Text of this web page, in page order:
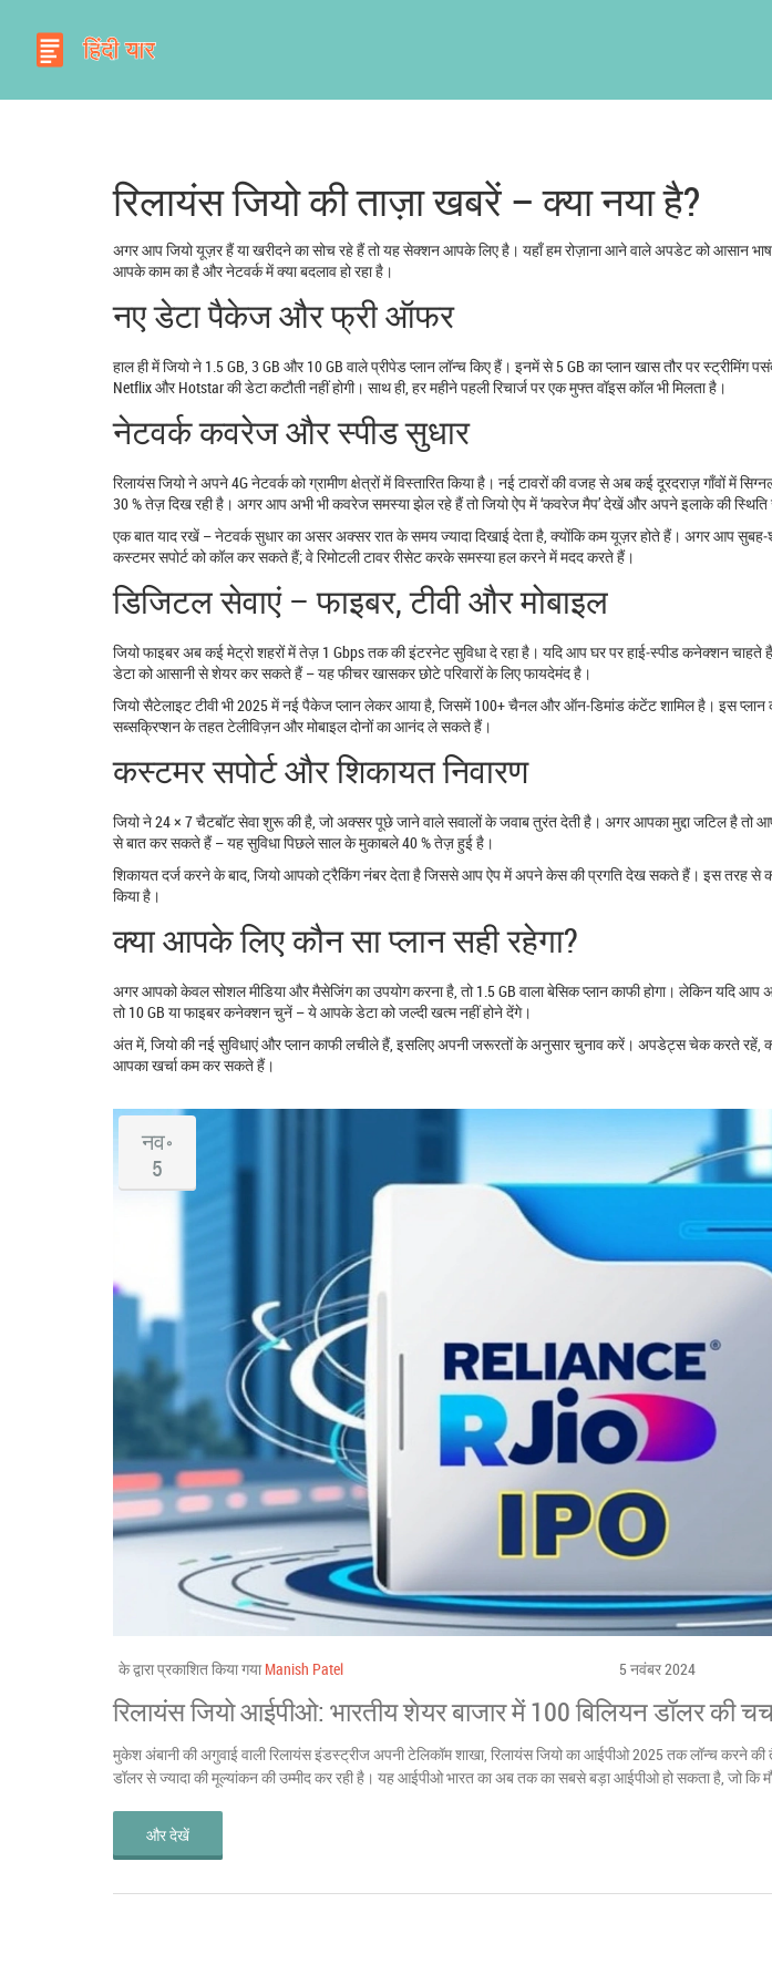
रिलायंस जियो की ताज़ा खबरें – क्या नया है?
अगर आप जियो यूज़र हैं या खरीदने का सोच रहे हैं तो यह सेक्शन आपके लिए है। यहाँ हम रोज़ाना आने वाले अपडेट को आसान
आपके काम का है और नेटवर्क में क्या बदलाव हो रहा है।
नए डेटा पैकेज और फ्री ऑफर
हाल ही में जियो ने 1.5 GB, 3 GB और 10 GB वाले प्रीपेड प्लान लॉन्च किए हैं। इनमें से 5 GB का प्लान खास तौर पर स्ट्रीमिंग
Netflix और Hotstar की डेटा कटौती नहीं होगी। साथ ही, हर महीने पहली रिचार्ज पर एक मुफ्त वॉइस कॉल भी मिलता है।
नेटवर्क कवरेज और स्पीड सुधार
रिलायंस जियो ने अपने 4G नेटवर्क को ग्रामीण क्षेत्रों में विस्तारित किया है। नई टावरों की वजह से अब कई दूरदराज़ गाँवों में
30 % तेज़ दिख रही है। अगर आप अभी भी कवरेज समस्या झेल रहे हैं तो जियो ऐप में ‘कवरेज मैप’ देखें और अपने इलाके की स्थिति
एक बात याद रखें – नेटवर्क सुधार का असर अक्सर रात के समय ज्यादा दिखाई देता है, क्योंकि कम यूज़र होते हैं। अगर आप
कस्टमर सपोर्ट को कॉल कर सकते हैं; वे रिमोटली टावर रीसेट करके समस्या हल करने में मदद करते हैं।
डिजिटल सेवाएं – फाइबर, टीवी और मोबाइल
जियो फाइबर अब कई मेट्रो शहरों में तेज़ 1 Gbps तक की इंटरनेट सुविधा दे रहा है। यदि आप घर पर हाई‑स्पीड कनेक्शन
डेटा को आसानी से शेयर कर सकते हैं – यह फीचर खासकर छोटे परिवारों के लिए फायदेमंद है।
जियो सैटेलाइट टीवी भी 2025 में नई पैकेज प्लान लेकर आया है, जिसमें 100+ चैनल और ऑन‑डिमांड कंटेंट शामिल है। इस
सब्सक्रिप्शन के तहत टेलीविज़न और मोबाइल दोनों का आनंद ले सकते हैं।
कस्टमर सपोर्ट और शिकायत निवारण
जियो ने 24 × 7 चैटबॉट सेवा शुरू की है, जो अक्सर पूछे जाने वाले सवालों के जवाब तुरंत देती है। अगर आपका मुद्दा जटिल है तो
से बात कर सकते हैं – यह सुविधा पिछले साल के मुकाबले 40 % तेज़ हुई है।
शिकायत दर्ज करने के बाद, जियो आपको ट्रैकिंग नंबर देता है जिससे आप ऐप में अपने केस की प्रगति देख सकते हैं। इस तरह से
किया है।
क्या आपके लिए कौन सा प्लान सही रहेगा?
अगर आपको केवल सोशल मीडिया और मैसेजिंग का उपयोग करना है, तो 1.5 GB वाला बेसिक प्लान काफी होगा। लेकिन यदि आप
तो 10 GB या फाइबर कनेक्शन चुनें – ये आपके डेटा को जल्दी खत्म नहीं होने देंगे।
अंत में, जियो की नई सुविधाएं और प्लान काफी लचीले हैं, इसलिए अपनी जरूरतों के अनुसार चुनाव करें। अपडेट्स चेक करते रहें,
आपका खर्चा कम कर सकते हैं।
नव॰
5
के द्वारा प्रकाशित किया गया Manish Patel 5 नवंबर 2024
रिलायंस जियो आईपीओ: भारतीय शेयर बाजार में 100 बिलियन डॉलर की
मुकेश अंबानी की अगुवाई वाली रिलायंस इंडस्ट्रीज अपनी टेलिकॉम शाखा, रिलायंस जियो का आईपीओ 2025 तक लॉन्च करने
डॉलर से ज्यादा की मूल्यांकन की उम्‍मीद कर रही है। यह आईपीओ भारत का अब तक का सबसे बड़ा आईपीओ हो सकता है, जो कि
और देखें